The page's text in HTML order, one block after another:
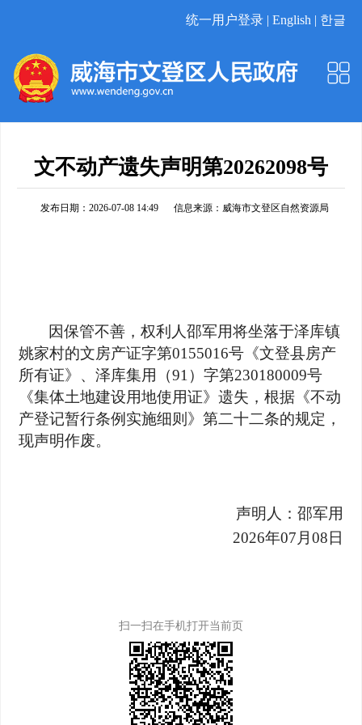
统一用户登录 | English | 한글
文不动产遗失声明第20262098号
发布日期：2026-07-08 14:49 信息来源： 威海市文登区自然资源局
因保管不善，权利人邵军用将坐落于泽库镇
姚家村的文房产证字第0155016号《文登县房产
所有证》、泽库集用（91）字第230180009号
《集体土地建设用地使用证》遗失，根据《不动
产登记暂行条例实施细则》第二十二条的规定，
现声明作废。
声明人：邵军用
2026年07月08日
扫一扫在手机打开当前页